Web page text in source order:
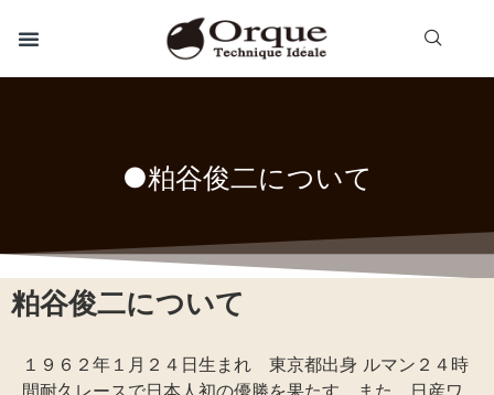
●粕谷俊二について
粕谷俊二について
１９６２年１月２４日生まれ 東京都出身 ルマン２４時
間耐久レースで日本人初の優勝を果たす。また、日産ワ